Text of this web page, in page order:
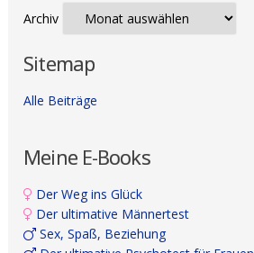
Archiv
Sitemap
Alle Beiträge
Meine E-Books
Der Weg ins Glück
Der ultimative Männertest
Sex, Spaß, Beziehung